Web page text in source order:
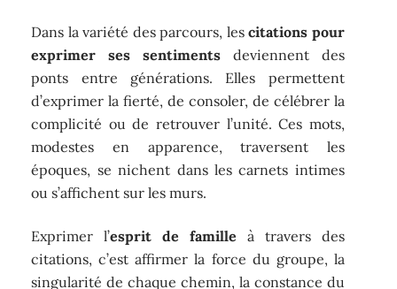
Dans la variété des parcours, lescitations pour
exprimer ses sentiments deviennent des
ponts entre générations. Elles permettent
d’exprimer la fierté, de consoler, de célébrer la
complicité ou de retrouver l’unité. Ces mots,
modestes en apparence, traversent les
époques, se nichent dans les carnets intimes
ou s’affichent sur les murs.
Exprimer l’esprit de famille à travers des
citations, c’est affirmer la force du groupe, la
singularité de chaque chemin, la constance du